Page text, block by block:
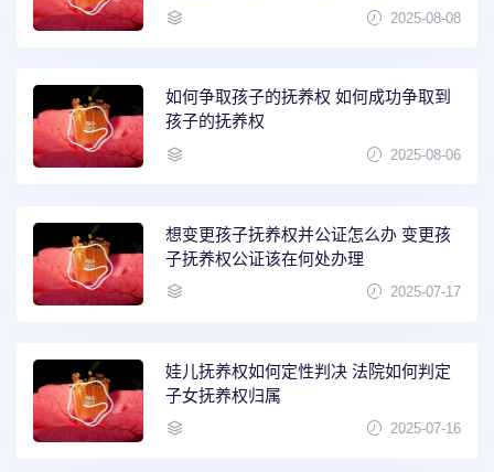
2025-08-08
如何争取孩子的抚养权 如何成功争取到
孩子的抚养权
2025-08-06
想变更孩子抚养权并公证怎么办 变更孩
子抚养权公证该在何处办理
2025-07-17
娃儿抚养权如何定性判决 法院如何判定
子女抚养权归属
2025-07-16